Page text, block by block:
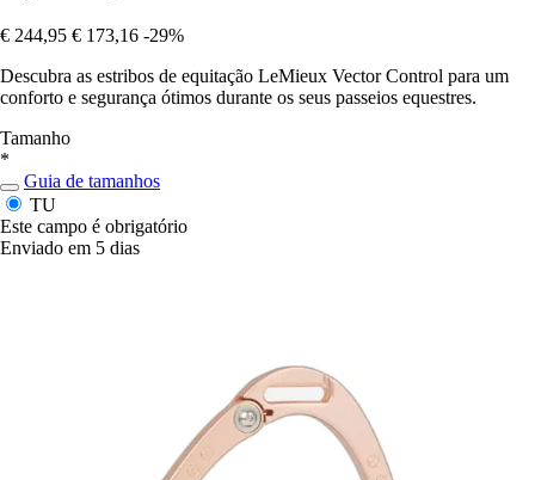
€ 244,95 € 173,16 -29%
Descubra as estribos de equitação LeMieux Vector Control para um
conforto e segurança ótimos durante os seus passeios equestres.
Tamanho
*
Guia de tamanhos
TU
Este campo é obrigatório
Enviado em 5 dias